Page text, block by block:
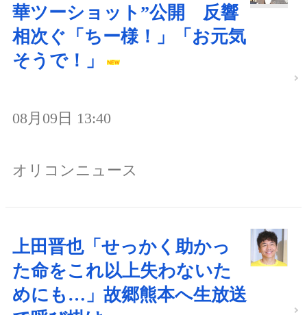
華ツーショット”公開 反響
相次ぐ「ちー様！」「お元気
そうで！」
08月09日 13:40
オリコンニュース
上田晋也「せっかく助かっ
た命をこれ以上失わないた
めにも…」故郷熊本へ生放送